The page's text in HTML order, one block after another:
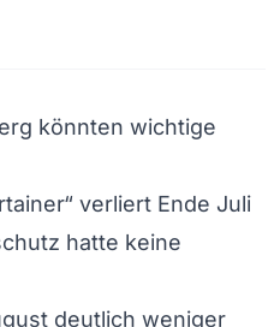
könnten wichtige
verliert Ende Juli
hatte keine
deutlich weniger